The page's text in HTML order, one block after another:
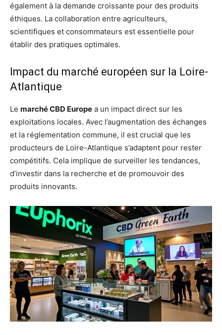
également à la demande croissante pour des produits
éthiques. La collaboration entre agriculteurs,
scientifiques et consommateurs est essentielle pour
établir des pratiques optimales.
Impact du marché européen sur la Loire-
Atlantique
Le marché CBD Europe a un impact direct sur les
exploitations locales. Avec l’augmentation des échanges
et la réglementation commune, il est crucial que les
producteurs de Loire-Atlantique s’adaptent pour rester
compétitifs. Cela implique de surveiller les tendances,
d’investir dans la recherche et de promouvoir des
produits innovants.